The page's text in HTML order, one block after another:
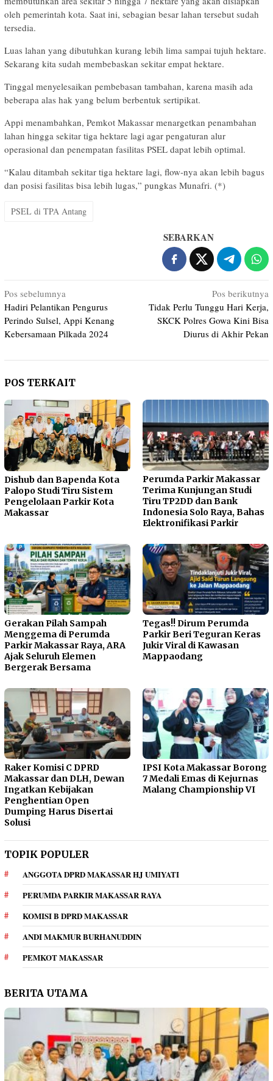
oleh pemerintah kota. Saat ini, sebagian besar lahan tersebut sudah
tersedia.
Luas lahan yang dibutuhkan kurang lebih lima sampai tujuh hektare.
Sekarang kita sudah membebaskan sekitar empat hektare.
Tinggal menyelesaikan pembebasan tambahan, karena masih ada
beberapa alas hak yang belum berbentuk sertipikat.
Appi menambahkan, Pemkot Makassar menargetkan penambahan
lahan hingga sekitar tiga hektare lagi agar pengaturan alur
operasional dan penempatan fasilitas PSEL dapat lebih optimal.
“Kalau ditambah sekitar tiga hektare lagi, flow-nya akan lebih bagus
dan posisi fasilitas bisa lebih lugas,” pungkas Munafri. (*)
PSEL di TPA Antang
SEBARKAN
Navigasi
pos
Pos sebelumnya
Hadiri Pelantikan Pengurus
Perindo Sulsel, Appi Kenang
Kebersamaan Pilkada 2024
Pos berikutnya
Tidak Perlu Tunggu Hari Kerja,
SKCK Polres Gowa Kini Bisa
Diurus di Akhir Pekan
POS TERKAIT
Dishub dan Bapenda Kota
Palopo Studi Tiru Sistem
Pengelolaan Parkir Kota
Makassar
Perumda Parkir Makassar
Terima Kunjungan Studi
Tiru TP2DD dan Bank
Indonesia Solo Raya, Bahas
Elektronifikasi Parkir
Gerakan Pilah Sampah
Menggema di Perumda
Parkir Makassar Raya, ARA
Ajak Seluruh Elemen
Bergerak Bersama
Tegas!! Dirum Perumda
Parkir Beri Teguran Keras
Jukir Viral di Kawasan
Mappaodang
Raker Komisi C DPRD
Makassar dan DLH, Dewan
Ingatkan Kebijakan
Penghentian Open
Dumping Harus Disertai
Solusi
IPSI Kota Makassar Borong
7 Medali Emas di Kejurnas
Malang Championship VI
TOPIK POPULER
ANGGOTA DPRD MAKASSAR HJ UMIYATI
PERUMDA PARKIR MAKASSAR RAYA
KOMISI B DPRD MAKASSAR
ANDI MAKMUR BURHANUDDIN
PEMKOT MAKASSAR
BERITA UTAMA